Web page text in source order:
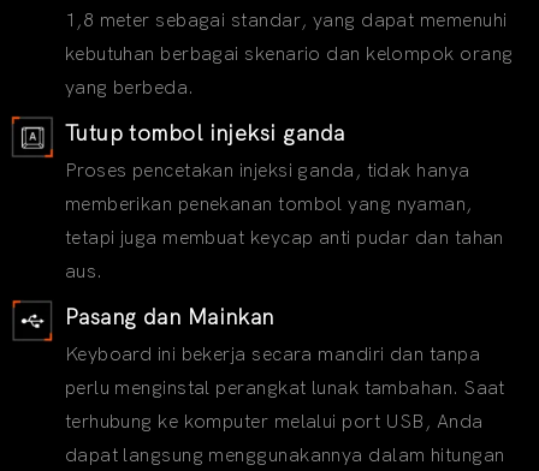
1,8 meter sebagai standar, yang dapat memenuhi
kebutuhan berbagai skenario dan kelompok orang
yang berbeda.
Tutup tombol injeksi ganda
Proses pencetakan injeksi ganda, tidak hanya
memberikan penekanan tombol yang nyaman,
tetapi juga membuat keycap anti pudar dan tahan
aus.
Pasang dan Mainkan
Keyboard ini bekerja secara mandiri dan tanpa
perlu menginstal perangkat lunak tambahan. Saat
terhubung ke komputer melalui port USB, Anda
dapat langsung menggunakannya dalam hitungan